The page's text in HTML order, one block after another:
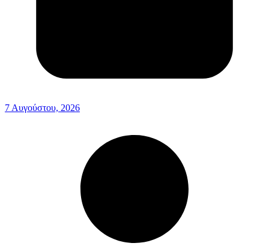
7 Αυγούστου, 2026